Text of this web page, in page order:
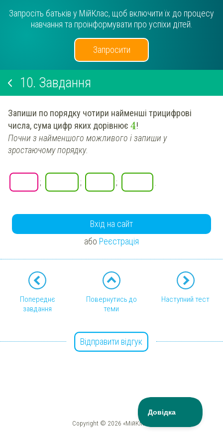
Запросіть батьків у МійКлас, щоб включити їх до процесу
навчання та проінформувати про успіхи дітей.
Запросити
10. Завдання
Запиши по порядку чотири найменші трицифрові
числа, сума цифр яких дорівнює 4!
Почни з найменшого можливого і запиши у
зростаючому порядку.
; ; ;
Вхід на сайт
або Реєстрація
Попереднє
завдання
Повернутись до
теми
Наступний тест
Відправити відгук
Copyright © 2026 «МійКлас»